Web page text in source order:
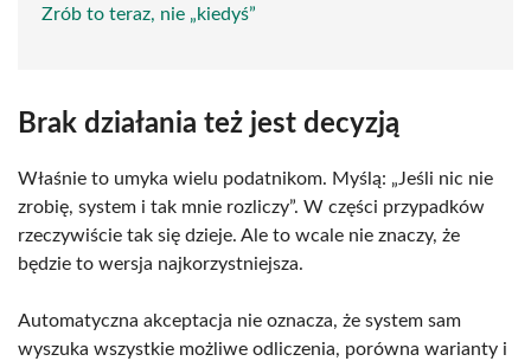
Zrób to teraz, nie „kiedyś”
Brak działania też jest decyzją
Właśnie to umyka wielu podatnikom. Myślą: „Jeśli nic nie
zrobię, system i tak mnie rozliczy”. W części przypadków
rzeczywiście tak się dzieje. Ale to wcale nie znaczy, że
będzie to wersja najkorzystniejsza.
Automatyczna akceptacja nie oznacza, że system sam
wyszuka wszystkie możliwe odliczenia, porówna warianty i